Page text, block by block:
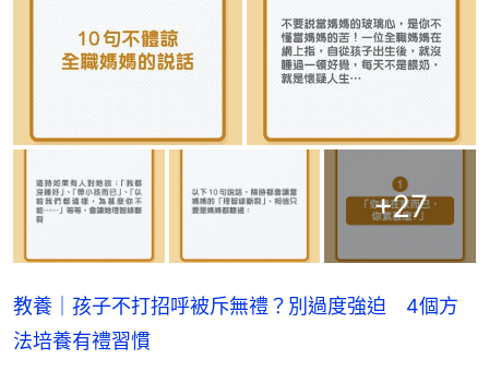
+27
教養｜孩子不打招呼被斥無禮？別過度強迫 4個方
法培養有禮習慣